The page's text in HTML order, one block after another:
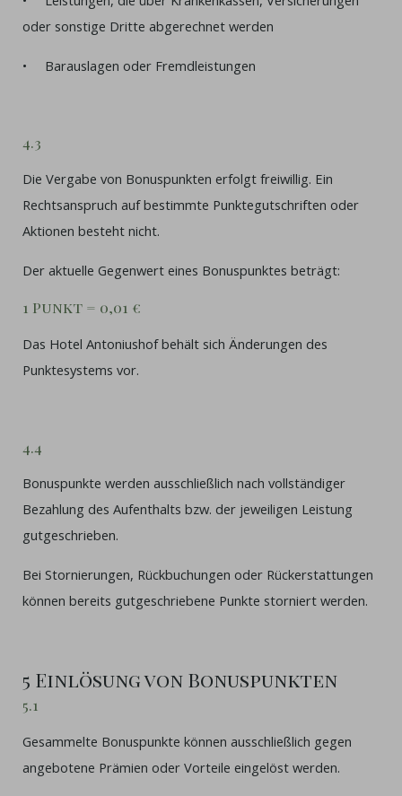
oder sonstige Dritte abgerechnet werden
• Barauslagen oder Fremdleistungen
4.3
Die Vergabe von Bonuspunkten erfolgt freiwillig. Ein
Rechtsanspruch auf bestimmte Punktegutschriften oder
Aktionen besteht nicht.
Der aktuelle Gegenwert eines Bonuspunktes beträgt:
1 Punkt = 0,01 €
Das Hotel Antoniushof behält sich Änderungen des
Punktesystems vor.
4.4
Bonuspunkte werden ausschließlich nach vollständiger
Bezahlung des Aufenthalts bzw. der jeweiligen Leistung
gutgeschrieben.
Bei Stornierungen, Rückbuchungen oder Rückerstattungen
können bereits gutgeschriebene Punkte storniert werden.
5 Einlösung von Bonuspunkten
5.1
Gesammelte Bonuspunkte können ausschließlich gegen
angebotene Prämien oder Vorteile eingelöst werden.